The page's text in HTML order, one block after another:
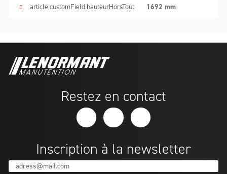
article.customField.hauteurHorsTout
1692 mm
Restez en contact
Inscription à la newsletter
adress@mail.com